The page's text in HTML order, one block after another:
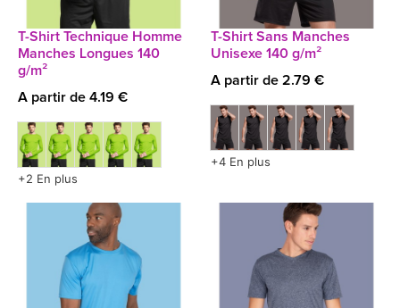
T-Shirt Technique Homme
Manches Longues 140
g/m²
A partir de 4.19 €
+2 En plus
T-Shirt Sans Manches
Unisexe 140 g/m²
A partir de 2.79 €
+4 En plus